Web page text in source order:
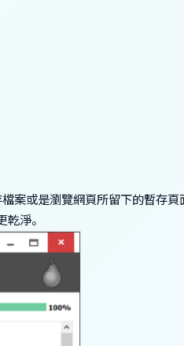
案或是瀏覽網頁所留下的暫存頁
淨。